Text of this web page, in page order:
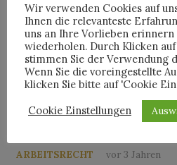
ZUSCHLÄGE
ARBEITSRECHT vor 3 Jahren
Wir verwenden Cookies auf
Ihnen die relevanteste
uns an Ihre Vorlieben erinnern
wiederholen. Durch Klicken
stimmen Sie der Verwendung
Wenn Sie die voreingestellte
klicken Sie bitte auf 'Cookie
Cookie Einstellungen